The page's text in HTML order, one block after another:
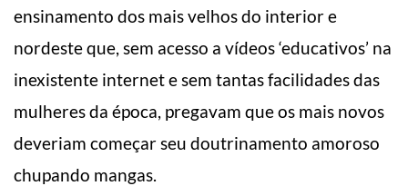
ensinamento dos mais velhos do interior e
nordeste que, sem acesso a vídeos ‘educativos’ na
inexistente internet e sem tantas facilidades das
mulheres da época, pregavam que os mais novos
deveriam começar seu doutrinamento amoroso
chupando mangas.